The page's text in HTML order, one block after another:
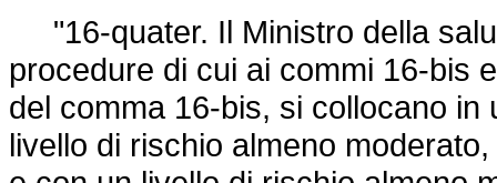
"16-quater. Il Ministro della
procedure di cui ai commi 16-bis
del comma 16-bis, si collocano
livello di rischio almeno